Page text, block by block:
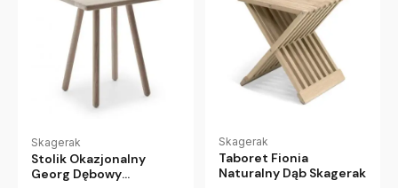
Skagerak
Stolik Okazjonalny
Georg Dębowy
Skagerak
Taboret Fionia
Naturalny Dąb Skagerak